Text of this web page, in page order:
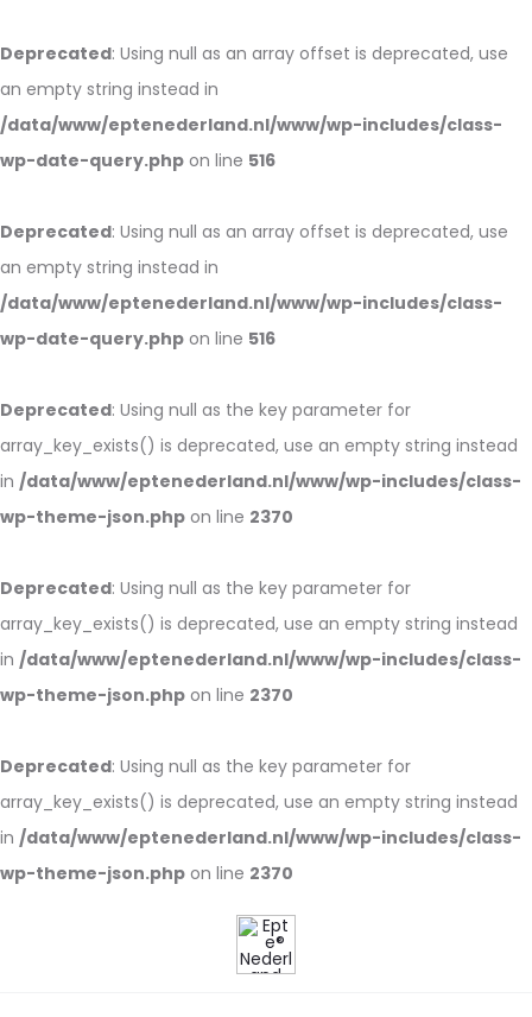
Deprecated: Using null as an array offset is deprecated, use
an empty string instead in
/data/www/eptenederland.nl/www/wp-includes/class-
wp-date-query.php on line 516
Deprecated: Using null as an array offset is deprecated, use
an empty string instead in
/data/www/eptenederland.nl/www/wp-includes/class-
wp-date-query.php on line 516
Deprecated: Using null as the key parameter for
array_key_exists() is deprecated, use an empty string instead
in /data/www/eptenederland.nl/www/wp-includes/class-
wp-theme-json.php on line 2370
Deprecated: Using null as the key parameter for
array_key_exists() is deprecated, use an empty string instead
in /data/www/eptenederland.nl/www/wp-includes/class-
wp-theme-json.php on line 2370
Deprecated: Using null as the key parameter for
array_key_exists() is deprecated, use an empty string instead
in /data/www/eptenederland.nl/www/wp-includes/class-
wp-theme-json.php on line 2370